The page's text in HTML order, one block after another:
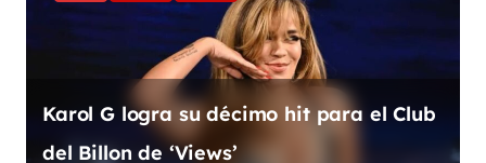
a
d
Karol G logra su décimo hit para el Club
del Billon de ‘Views’